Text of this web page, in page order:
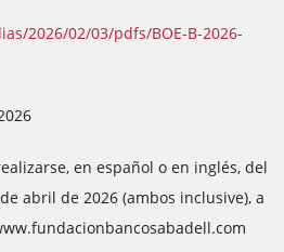
2026/02/03/pdfs/BOE-B-2026-
en español o en inglés, del
abril de 2026 (ambos inclusive), a